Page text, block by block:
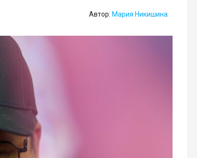
Автор: Мария Никишина